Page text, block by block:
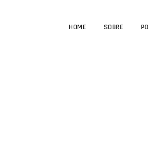
HOME SOBRE